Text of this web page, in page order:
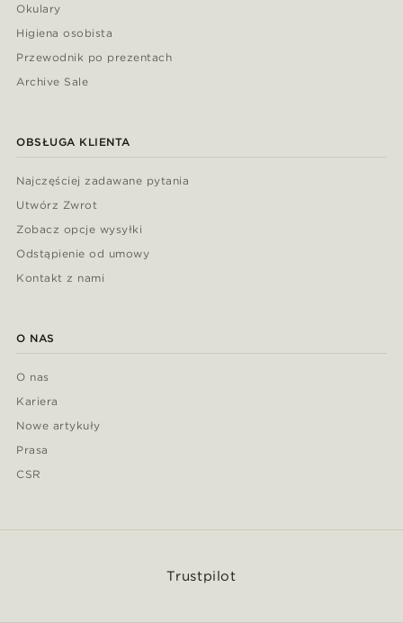
Okulary
Higiena osobista
Przewodnik po prezentach
Archive Sale
OBSŁUGA KLIENTA
Najczęściej zadawane pytania
Utwórz Zwrot
Zobacz opcje wysyłki
Odstąpienie od umowy
Kontakt z nami
O NAS
O nas
Kariera
Nowe artykuły
Prasa
CSR
Trustpilot